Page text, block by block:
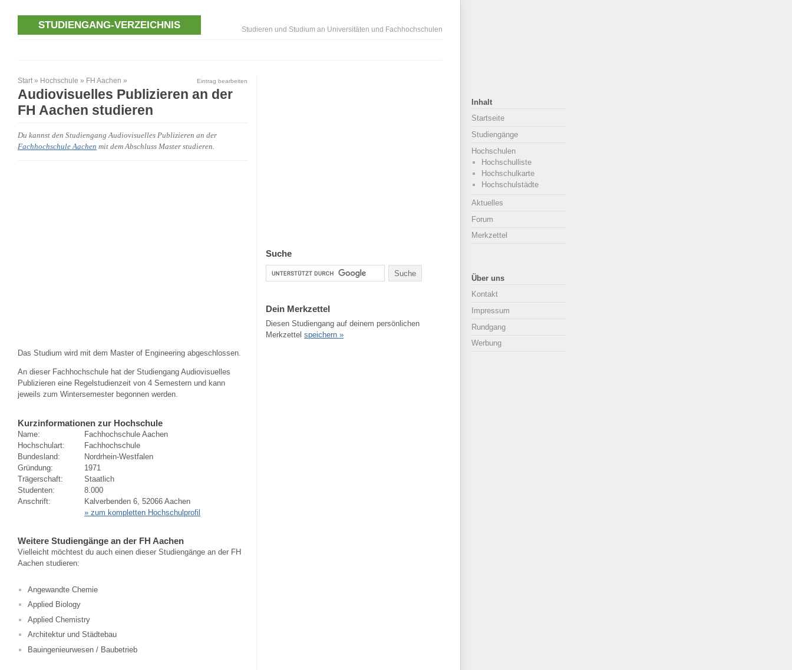
STUDIENGANG-VERZEICHNIS Studieren und Studium an Universitäten und Fachhochschulen
Start » Hochschule » FH Aachen » Eintrag bearbeiten
Audiovisuelles Publizieren an der
FH Aachen studieren
Du kannst den Studiengang Audiovisuelles Publizieren an der
Fachhochschule Aachen mit dem Abschluss Master studieren.
Das Studium wird mit dem Master of Engineering abgeschlossen.
An dieser Fachhochschule hat der Studiengang Audiovisuelles
Publizieren eine Regelstudienzeit von 4 Semestern und kann
jeweils zum Wintersemester begonnen werden.
Kurzinformationen zur Hochschule
Name:
Fachhochschule Aachen
Hochschulart:
Fachhochschule
Bundesland:
Nordrhein-Westfalen
Gründung:
1971
Trägerschaft:
Staatlich
Studenten:
8.000
Anschrift:
Kalverbenden 6, 52066 Aachen
» zum kompletten Hochschulprofil
Weitere Studiengänge an der FH Aachen
Vielleicht möchtest du auch einen dieser Studiengänge an der FH
Aachen studieren:
Angewandte Chemie
Applied Biology
Applied Chemistry
Architektur und Städtebau
Bauingenieurwesen / Baubetrieb
Suche
Dein Merkzettel
Diesen Studiengang auf deinem persönlichen
Merkzettel speichern »
Inhalt
Startseite
Studiengänge
Hochschulen
Hochschulliste
Hochschulkarte
Hochschulstädte
Aktuelles
Forum
Merkzettel
Über uns
Kontakt
Impressum
Rundgang
Werbung